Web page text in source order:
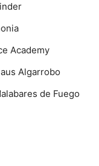
Academy
Algarrobo
de Fuego